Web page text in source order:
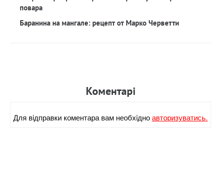
повара
Баранина на мангале: рецепт от Марко Черветти
Коментарi
Для вiдправки коментара вам необхiдноавторизуватись.